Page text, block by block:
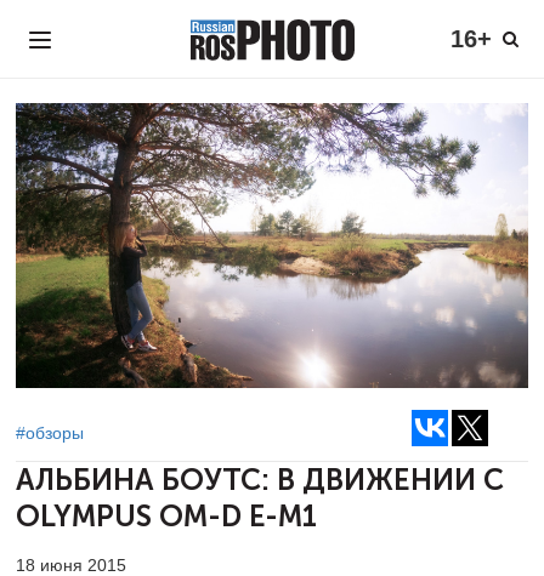
16+
#обзоры
АЛЬБИНА БОУТС: В ДВИЖЕНИИ С
OLYMPUS OM-D E-M1
18 июня 2015